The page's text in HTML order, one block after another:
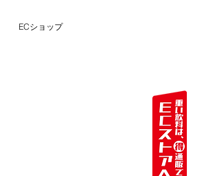
ECショップ